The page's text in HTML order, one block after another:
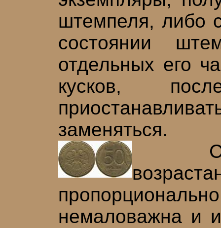
штемпеля, либо
состоянии
отдельных его
кусков,
заменяться.
немаловажна и